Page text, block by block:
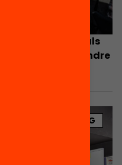
socioemocionals
en podem aprendre
BLOG